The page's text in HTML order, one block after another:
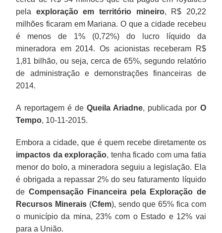
pela exploração em território mineiro, R$ 20,22
milhões ficaram em Mariana. O que a cidade recebeu
é menos de 1% (0,72%) do lucro líquido da
mineradora em 2014. Os acionistas receberam R$
1,81 bilhão, ou seja, cerca de 65%, segundo relatório
de administração e demonstrações financeiras de
2014.
A reportagem é de Queila Ariadne, publicada por O
Tempo, 10-11-2015.
Embora a cidade, que é quem recebe diretamente os
impactos da exploração, tenha ficado com uma fatia
menor do bolo, a mineradora seguiu a legislação. Ela
é obrigada a repassar 2% do seu faturamento líquido
de Compensação Financeira pela Exploração de
Recursos Minerais (Cfem), sendo que 65% fica com
o município da mina, 23% com o Estado e 12% vai
para a União.